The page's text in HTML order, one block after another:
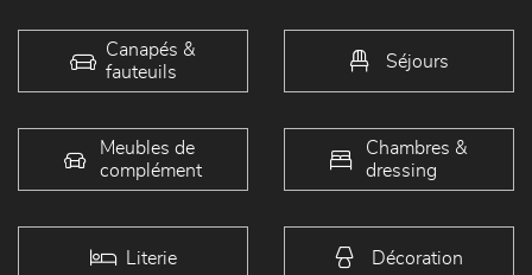
Canapés &
fauteuils
Séjours
Meubles de
complément
Chambres &
dressing
Literie Décoration